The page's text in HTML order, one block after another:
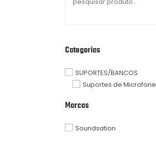
Categorias
SUPORTES/BANCOS
Suportes de Microfone
Marcas
Soundsation